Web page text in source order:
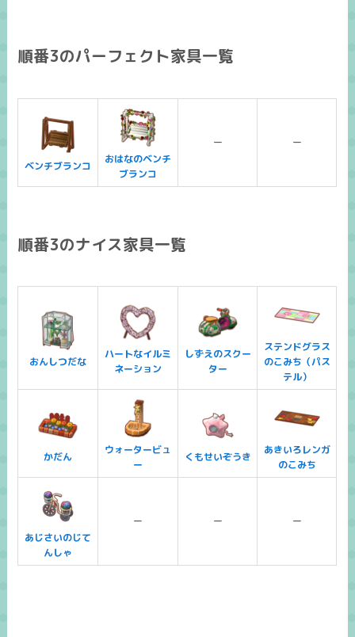
順番3のパーフェクト家具一覧
ベンチブランコ
おはなのベンチ
ブランコ
ー ー
順番3のナイス家具一覧
おんしつだな
ハートなイルミ
ネーション
しずえのスクー
ター
ステンドグラス
のこみち（パス
テル）
かだん
ウォータービュ
ー
くもせいぞうき
あきいろレンガ
のこみち
あじさいのじて
んしゃ
ー ー ー